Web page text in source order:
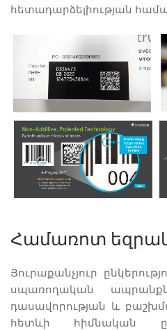
հետադարձելիության
Համառոտ
Յուրաքանչյուր
սպառողական
դասավորության և
հետևի հիմնական